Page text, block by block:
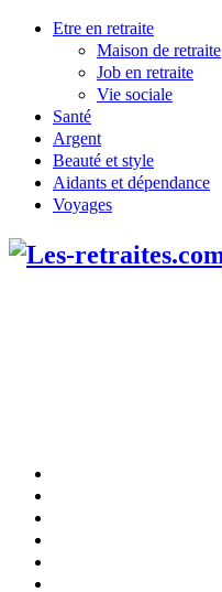
Etre en retraite
Maison de retraite
Job en retraite
Vie sociale
Santé
Argent
Beauté et style
Aidants et dépendance
Voyages